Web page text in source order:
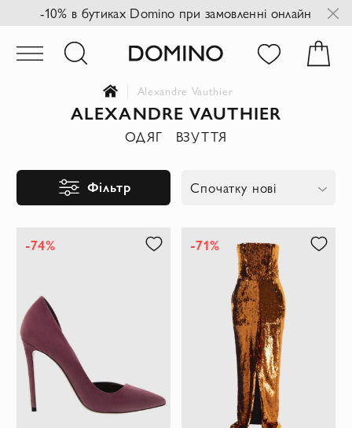
-10% в бутиках Domino при замовленні онлайн
Alexandre Vauthier
ALEXANDRE VAUTHIER
ОДЯГ ВЗУТТЯ
Фільтр Спочатку нові
-74% -71%